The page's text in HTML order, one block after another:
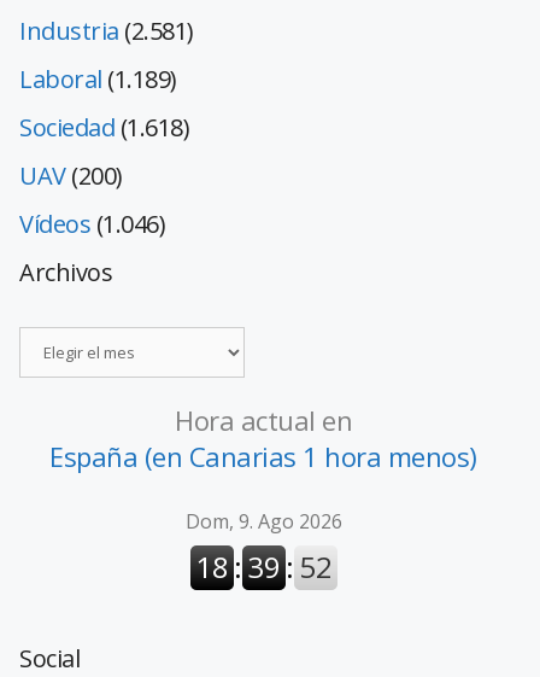
Industria (2.581)
Laboral (1.189)
Sociedad (1.618)
UAV(200)
Vídeos (1.046)
Archivos
Hora actual en
España (en Canarias 1 hora menos)
Social